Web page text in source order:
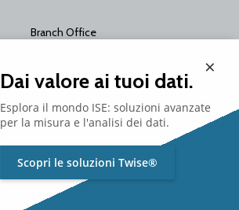
Branch Office
Milano - Italy
×
Dai valore ai tuoi dati.
Esplora il mondo ISE: soluzioni avanzate
per la misura e l'analisi dei dati.
Scopri le soluzioni Twise®